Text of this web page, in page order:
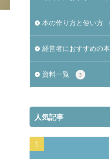
本の作り方と使い方
経営者におすすめの本
資料一覧 3
人気記事